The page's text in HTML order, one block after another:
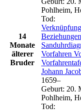
14
Monate
älterer
Bruder
Pohlheim,
Tod:
Beziehungen
Vorfahren
Johann
1659–
Geburt: 20.
Pohlheim,
Tod: